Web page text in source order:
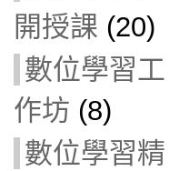
開授課 (20)
數位學習工
作坊 (8)
數位學習精